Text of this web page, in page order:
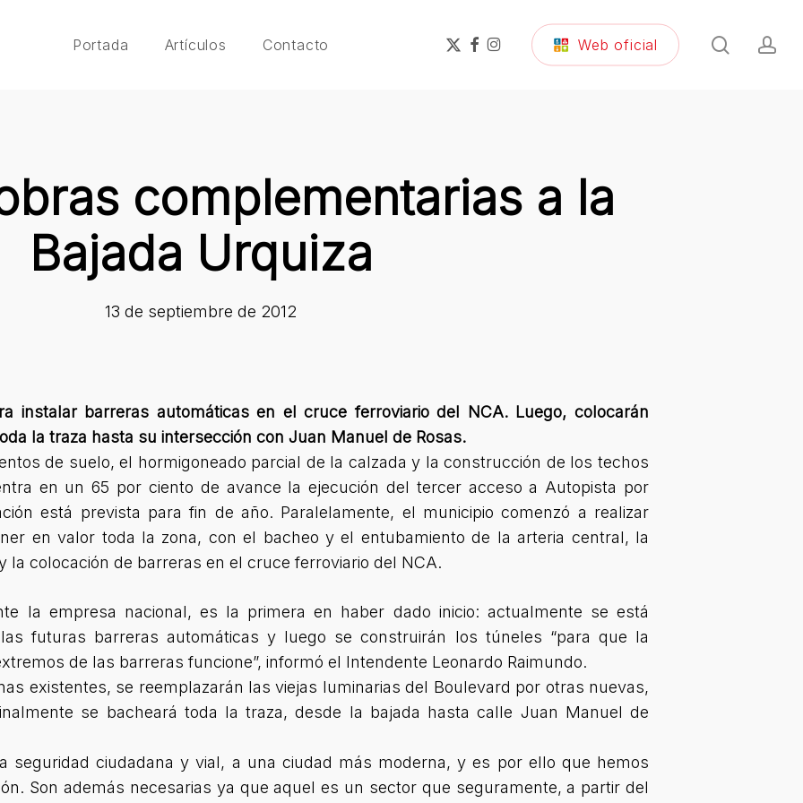
Portada Artículos Contacto
x-
twitter
facebook
instagram Web oficial search
complementarias a la
Bajada Urquiza
13 de septiembre de 2012
instalar barreras automáticas en el cruce ferroviario del NCA. Luego, colocarán
la traza hasta su intersección con Juan Manuel de Rosas.
de suelo, el hormigoneado parcial de la calzada y la construcción de los techos
en un 65 por ciento de avance la ejecución del tercer acceso a Autopista por
está prevista para fin de año. Paralelamente, el municipio comenzó a realizar
en valor toda la zona, con el bacheo y el entubamiento de la arteria central, la
la colocación de barreras en el cruce ferroviario del NCA.
la empresa nacional, es la primera en haber dado inicio: actualmente se está
futuras barreras automáticas y luego se construirán los túneles “para que la
de las barreras funcione”, informó el Intendente Leonardo Raimundo.
existentes, se reemplazarán las viejas luminarias del Boulevard por otras nuevas,
se bacheará toda la traza, desde la bajada hasta calle Juan Manuel de
seguridad ciudadana y vial, a una ciudad más moderna, y es por ello que hemos
Son además necesarias ya que aquel es un sector que seguramente, a partir del